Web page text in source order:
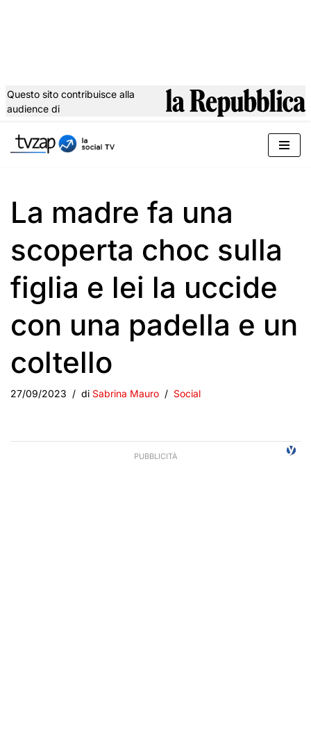
al
Questo sito contribuisce alla
audience di
La madre fa una
scoperta choc sulla
figlia e lei la uccide
con una padella e un
coltello
27/09/2023 di Sabrina Mauro Social